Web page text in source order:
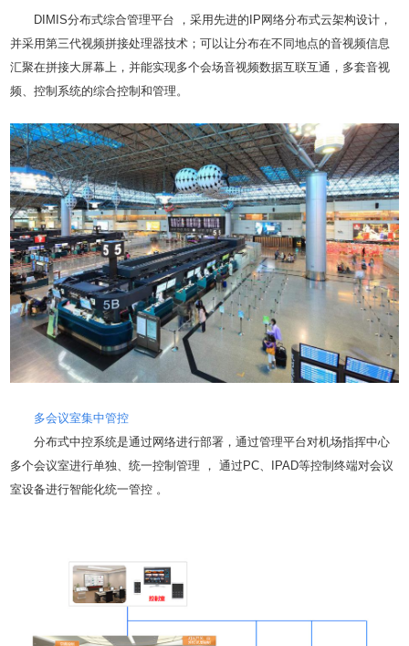
DIMIS分布式综合管理平台 ，采用先进的IP网络分布式云架构设计，
并采用第三代视频拼接处理器技术；可以让分布在不同地点的音视频信息
汇聚在拼接大屏幕上，并能实现多个会场音视频数据互联互通，多套音视
频、控制系统的综合控制和管理。
多会议室集中管控
分布式中控系统是通过网络进行部署，通过管理平台对机场指挥中心
多个会议室进行单独、统一控制管理 ， 通过PC、IPAD等控制终端对会议
室设备进行智能化统一管控 。